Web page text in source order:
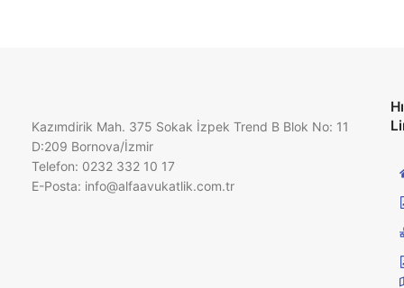
Kazımdirik Mah. 375 Sokak İzpek Trend B Blok No: 11
D:209 Bornova/İzmir
Telefon: 0232 332 10 17
E-Posta: info@alfaavukatlik.com.tr